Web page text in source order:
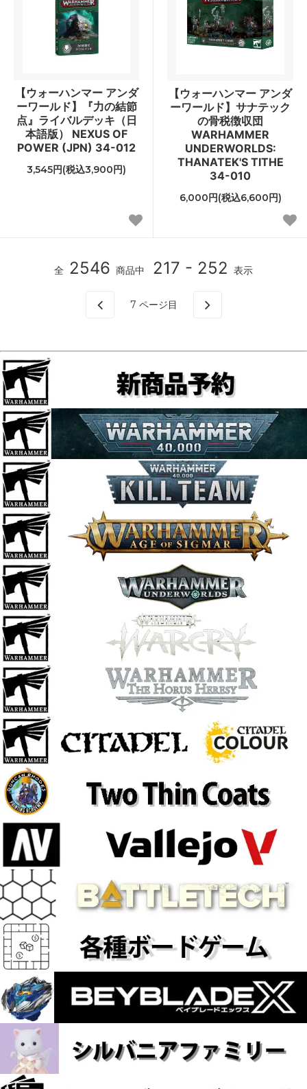
【ウォーハンマー アンダ
ーワールド】『力の結節
点』ライバルデッキ（日
本語版） NEXUS OF
POWER (JPN) 34-012
3,545円(税込3,900円)
【ウォーハンマー アンダ
ーワールド】サナテック
の骨税徴収団
WARHAMMER
UNDERWORLDS:
THANATEK'S TITHE
34-010
6,000円(税込6,600円)
全 2546 商品中 217 - 252 表示
7 ページ目